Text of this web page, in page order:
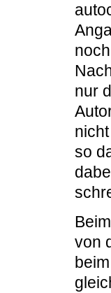
nur
so
von